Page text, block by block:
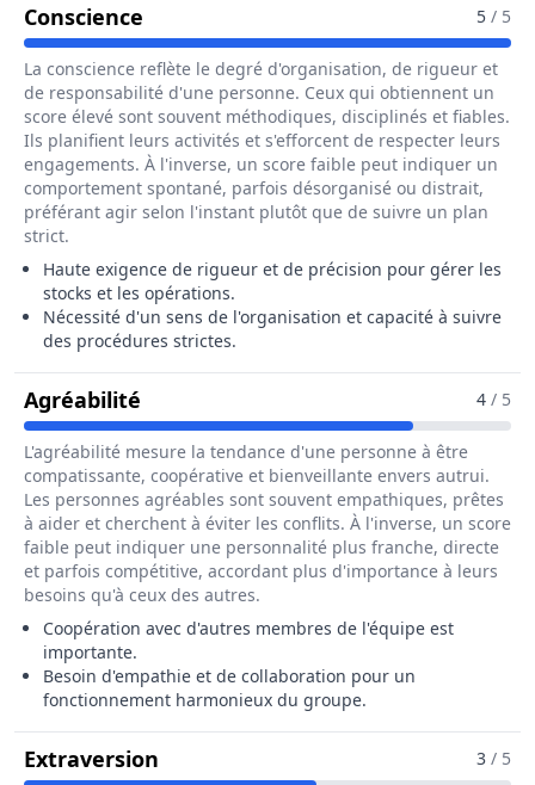
Conscience Pour Le Métier De Opérateur /5 / 5
La conscience reflète le degré d'organisation, de rigueur et
de responsabilité d'une personne. Ceux qui obtiennent un
score élevé sont souvent méthodiques, disciplinés et fiables.
Ils planifient leurs activités et s'efforcent de respecter leurs
engagements. À l'inverse, un score faible peut indiquer un
comportement spontané, parfois désorganisé ou distrait,
préférant agir selon l'instant plutôt que de suivre un plan
strict.
Haute exigence de rigueur et de précision pour gérer les
stocks et les opérations.
Nécessité d'un sens de l'organisation et capacité à suivre
des procédures strictes.
Agréabilité Pour Le Métier De Opérateur /4 / 5
L'agréabilité mesure la tendance d'une personne à être
compatissante, coopérative et bienveillante envers autrui.
Les personnes agréables sont souvent empathiques, prêtes
à aider et cherchent à éviter les conflits. À l'inverse, un score
faible peut indiquer une personnalité plus franche, directe
et parfois compétitive, accordant plus d'importance à leurs
besoins qu'à ceux des autres.
Coopération avec d'autres membres de l'équipe est
importante.
Besoin d'empathie et de collaboration pour un
fonctionnement harmonieux du groupe.
Extraversion Pour Le Métier De Opérateur /
3 / 5